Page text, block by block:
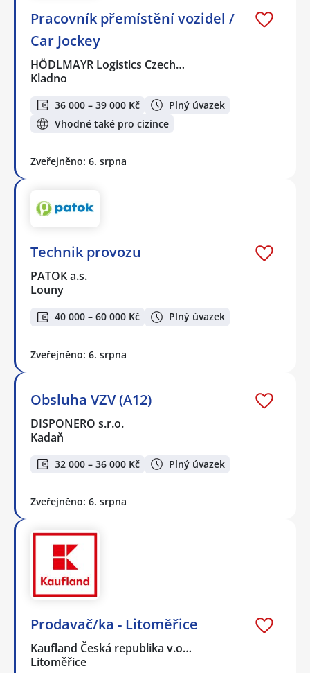
Pracovník přemístění vozidel /
Car Jockey
HÖDLMAYR Logistics Czech…
Kladno
36 000 – 39 000 Kč
Plný úvazek
Vhodné také pro cizince
Zveřejněno: 6. srpna
Technik provozu
PATOK a.s.
Louny
40 000 – 60 000 Kč Plný úvazek
Zveřejněno: 6. srpna
Obsluha VZV (A12)
DISPONERO s.r.o.
Kadaň
32 000 – 36 000 Kč Plný úvazek
Zveřejněno: 6. srpna
Prodavač/ka - Litoměřice
Kaufland Česká republika v.o…
Litoměřice